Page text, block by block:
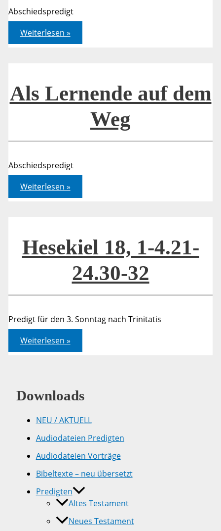
Abschiedspredigt
Als
Lernende
auf
Weiterlesen »
Als Lernende auf dem
Weg
Abschiedspredigt
Als
Lernende
auf
Weiterlesen »
Hesekiel 18, 1-4.21-
24.30-32
Predigt für den 3. Sonntag nach Trinitatis
Hesekiel
18,
1-
Weiterlesen »
Downloads
NEU / AKTUELL
Audiodateien Predigten
Audiodateien Vorträge
Bibeltexte – neu übersetzt
Predigten
Altes Testament
Neues Testament